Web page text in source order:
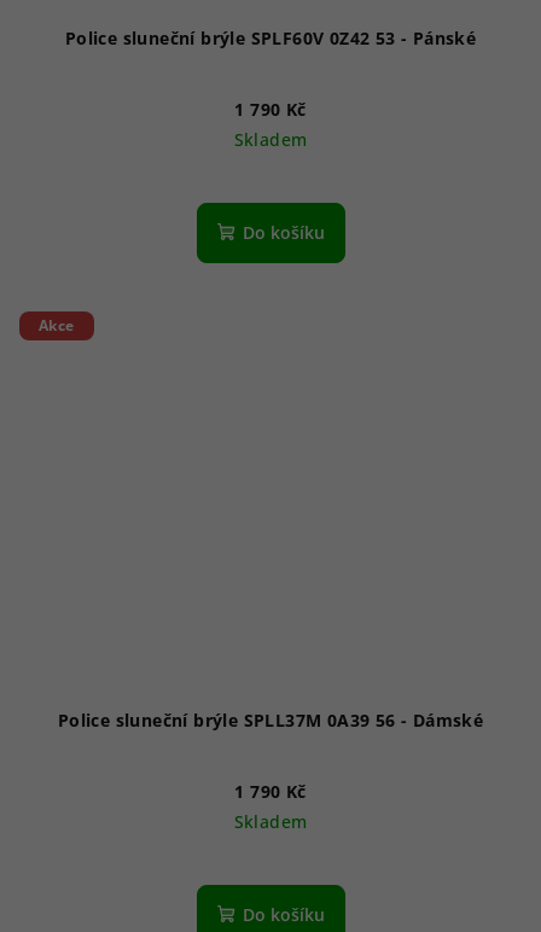
Police sluneční brýle SPLF60V 0Z42 53 - Pánské
1 790 Kč
Skladem
Do košíku
Akce
Police sluneční brýle SPLL37M 0A39 56 - Dámské
1 790 Kč
Skladem
Do košíku